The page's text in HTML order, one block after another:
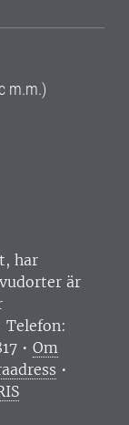
m.m.)
har
är
Telefon:
• Om
•